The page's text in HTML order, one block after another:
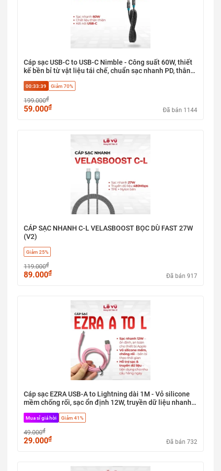
Cáp sạc USB-C to USB-C Nimble - Công suất 60W, thiết
kế bền bỉ từ vật liệu tái chế, chuẩn sạc nhanh PD, thân
00:33:38 Giảm 70%
199.000₫
59.000₫ Đã bán 1144
CÁP SẠC NHANH C-L VELASBOOST BỌC DÙ FAST 27W
(V2)
Giảm 25%
119.000₫
89.000₫ Đã bán 917
Cáp sạc EZRA USB-A to Lightning dài 1M - Vỏ silicone
mềm chống rối, sạc ổn định 12W, truyền dữ liệu nhanh,
Mua sỉ giá hời Giảm 41%
49.000₫
29.000₫ Đã bán 732